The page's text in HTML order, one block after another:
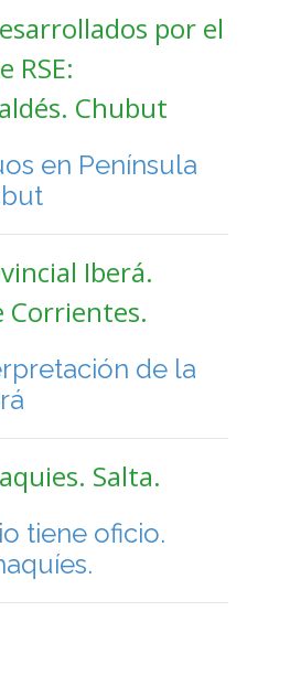
por el
RSE:
Chubut
en Península
Iberá.
Corrientes.
de la
Salta.
tiene oficio.